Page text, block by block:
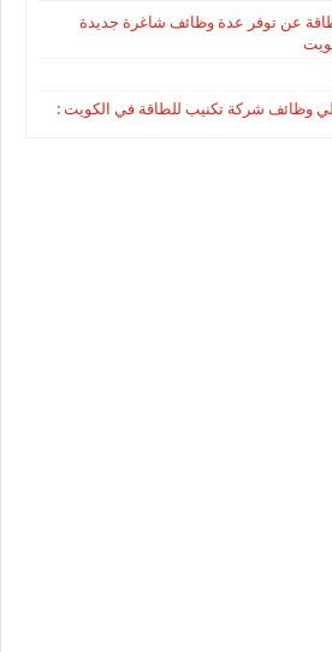
عن توفر عدة وظائف شاغرة جديدة
وظائف شركة تكنيب للطاقة في الكويت :